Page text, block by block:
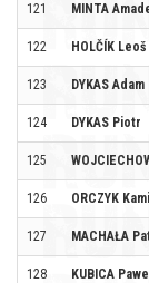
121 MINTA
122 HOLČÍK Leoš
123 DYKAS Adam
124 DYKAS Piotr
125
126 ORCZYK Kamil
127 MACHAŁA
128 KUBICA